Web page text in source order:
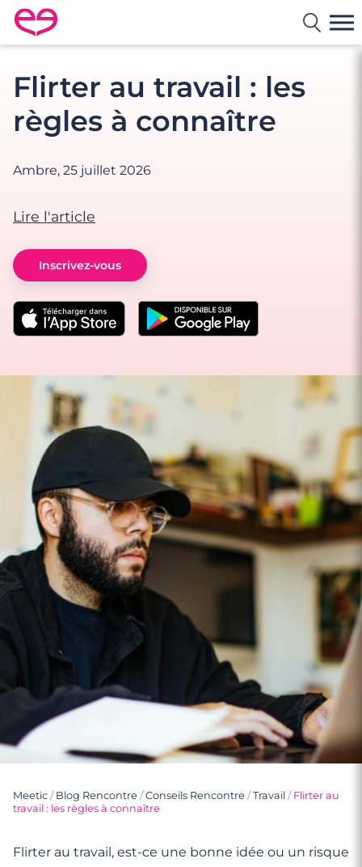
Rencontre en France avec Meetic
Flirter au travail : les
règles à connaître
Ambre, 25 juillet 2026
Lire l'article
Inscrivez-vous
Meetic / Blog Rencontre /Conseils Rencontre /Travail / Flirter au
travail : les règles à connaître
Flirter au travail, est-ce une bonne idée ou un risque